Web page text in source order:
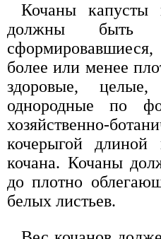
Кочаны
должны быть
более или менее
здоровые, целые,
однородные по
хозяйственно-
кочерыгой
кочана. Кочаны
до плотно
белых листьев.